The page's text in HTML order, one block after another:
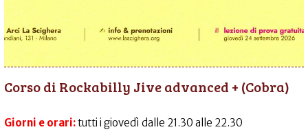
Corso di Rockabilly Jive advanced + (Cobra)
Giorni e orari:tutti i giovedì dalle 21.30 alle 22.30